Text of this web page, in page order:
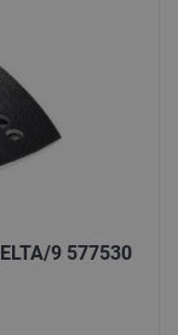
9 577530